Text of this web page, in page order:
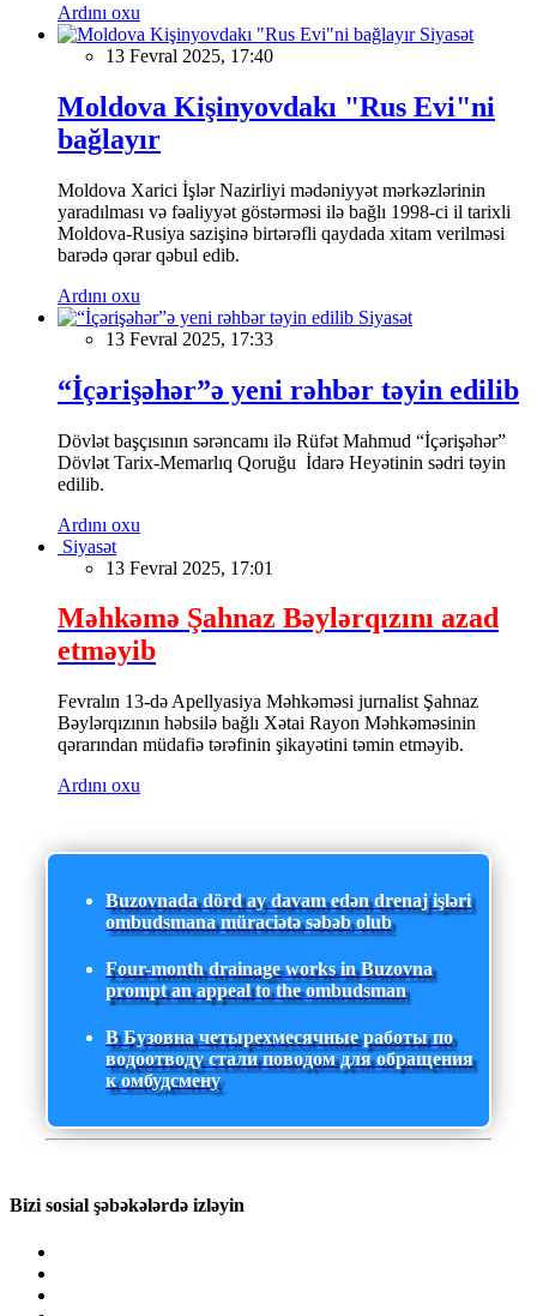
Ardını oxu
Siyasət
13 Fevral 2025, 17:40
Moldova Kişinyovdakı "Rus Evi"ni
bağlayır
Moldova Xarici İşlər Nazirliyi mədəniyyət mərkəzlərinin
yaradılması və fəaliyyət göstərməsi ilə bağlı 1998-ci il tarixli
Moldova-Rusiya sazişinə birtərəfli qaydada xitam verilməsi
barədə qərar qəbul edib.
Ardını oxu
Siyasət
13 Fevral 2025, 17:33
“İçərişəhər”ə yeni rəhbər təyin edilib
Dövlət başçısının sərəncamı ilə Rüfət Mahmud “İçərişəhər”
Dövlət Tarix-Memarlıq Qoruğu İdarə Heyətinin sədri təyin
edilib.
Ardını oxu
Siyasət
13 Fevral 2025, 17:01
Məhkəmə Şahnaz Bəylərqızını azad
etməyib
Fevralın 13-də Apellyasiya Məhkəməsi jurnalist Şahnaz
Bəylərqızının həbsilə bağlı Xətai Rayon Məhkəməsinin
qərarından müdafiə tərəfinin şikayətini təmin etməyib.
Ardını oxu
Buzovnada dörd ay davam edən drenaj işləri
ombudsmana müraciətə səbəb olub
Four-month drainage works in Buzovna
prompt an appeal to the ombudsman
В Бузовна четырехмесячные работы по
водоотводу стали поводом для обращения
к омбудсмену
Bizi sosial şəbəkələrdə izləyin